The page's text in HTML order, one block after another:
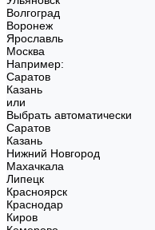
Волгоград
Воронеж
Ярославль
Москва
Например:
Саратов
Казань
или
Выбрать автоматически
Саратов
Казань
Нижний Новгород
Махачкала
Липецк
Красноярск
Краснодар
Киров